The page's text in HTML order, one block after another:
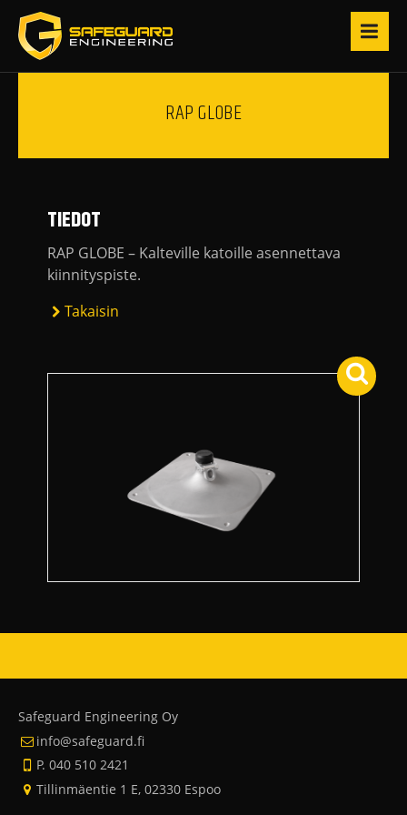
RAP GLOBE
TIEDOT
RAP GLOBE – Kalteville katoille asennettava
kiinnityspiste.
Takaisin
Safeguard Engineering Oy
info@safeguard.fi
P. 040 510 2421
Tillinmäentie 1 E, 02330 Espoo